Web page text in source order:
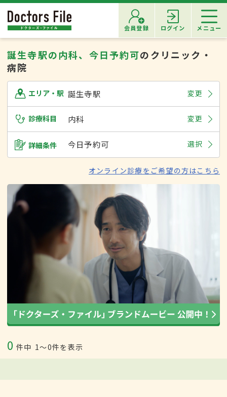
会員登録 ログイン メニュー
誕生寺駅の内科、今日予約可のクリニック・
病院
エリア・駅 誕生寺駅 変更
診療科目 内科 変更
詳細条件 今日予約可 選択
オンライン診療をご希望の方はこちら
0 件中 1〜0件を表示